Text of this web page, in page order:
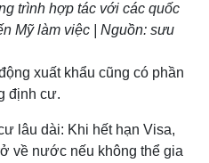
trình hợp tác với các quốc
Mỹ làm việc | Nguồn: sưu
xuất khẩu cũng có phần
định cư.
lâu dài: Khi hết hạn Visa,
về nước nếu không thể gia